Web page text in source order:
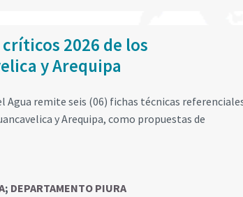
2026 de los
y Arequipa
Agua remite seis (06) fichas técnicas
y Arequipa, como propuestas de
; DEPARTAMENTO PIURA